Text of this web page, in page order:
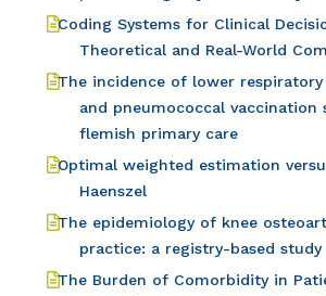
Coding Systems for Clinical
Theoretical and Real-World
The incidence of lower
and pneumococcal vaccination
flemish primary care
Optimal weighted estimation
Haenszel
The epidemiology of knee
practice: a registry-based study
The Burden of Comorbidity in